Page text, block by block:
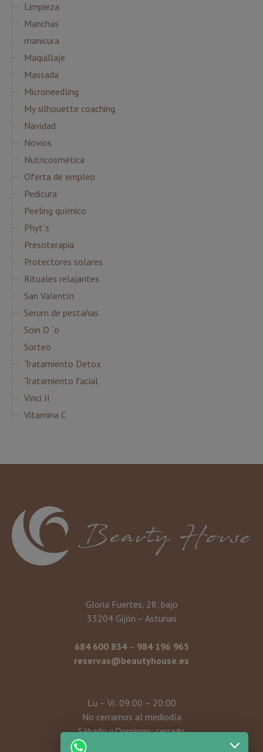
Limpieza
Manchas
manicura
Maquillaje
Massada
Microneedling
My silhouette coaching
Navidad
Novios
Nutricosmética
Oferta de empleo
Pedicura
Peeling químico
Phyt´s
Presoterapia
Protectores solares
Rituales relajantes
San Valentín
Serum de pestañas
Soin D ´o
Sorteo
Tratamiento Detox
Tratamiento facial
Vinci II
Vitamina C
Gloria Fuertes, 28, bajo
33204 Gijón – Asturias
684 600 834– 984 196 965
reservas@beautyhouse.es
Lu – Vi: 09:00 – 20:00
No cerramos al mediodía
Sábado y Domingo: cerrado